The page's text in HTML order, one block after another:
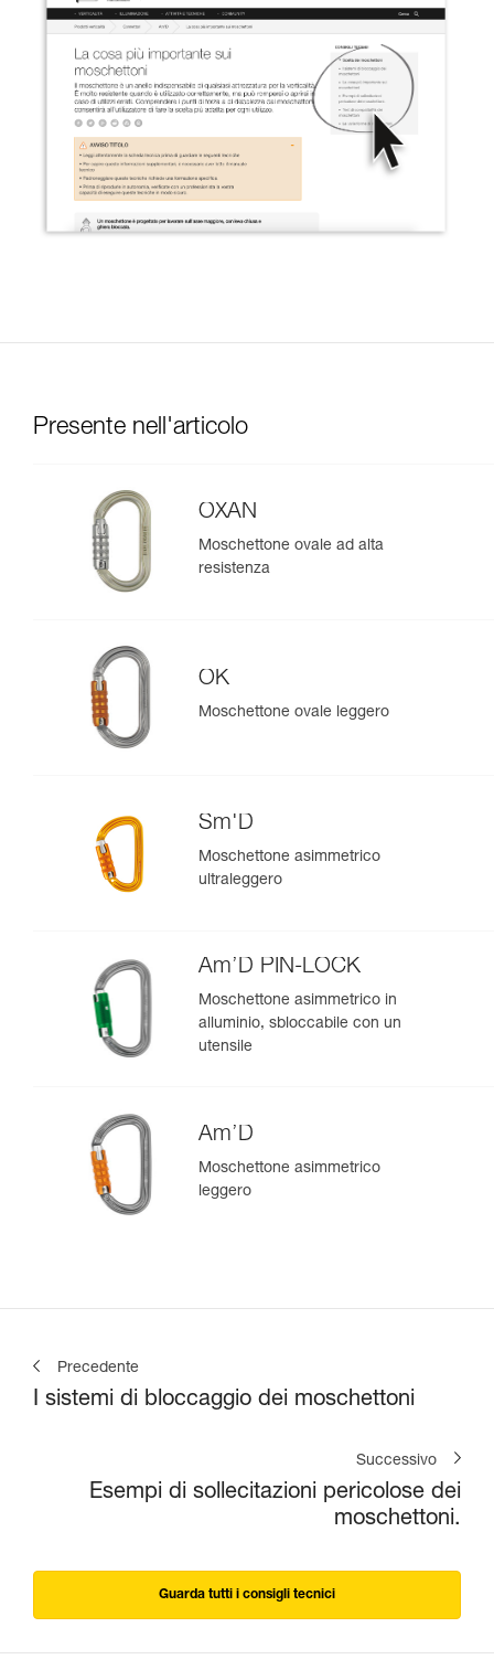
Presente nell'articolo
OXAN
Moschettone ovale ad alta
resistenza
OK
Moschettone ovale leggero
Sm'D
Moschettone asimmetrico
ultraleggero
Am’D PIN-LOCK
Moschettone asimmetrico in
alluminio, sbloccabile con un
utensile
Am’D
Moschettone asimmetrico
leggero
Precedente
I sistemi di bloccaggio dei moschettoni
Successivo
Esempi di sollecitazioni pericolose dei
moschettoni.
Guarda tutti i consigli tecnici